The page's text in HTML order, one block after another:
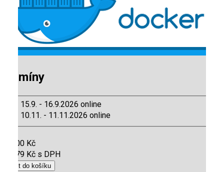
Termíny
15.9. - 16.9.2026 online
10.11. - 11.11.2026 online
19 900 Kč
24 079 Kč s DPH